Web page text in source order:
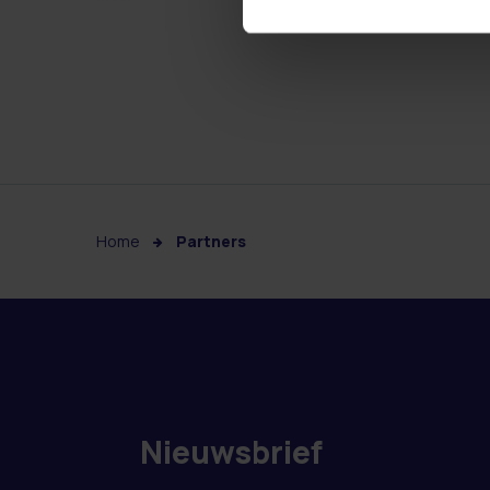
Home Partners
Nieuwsbrief